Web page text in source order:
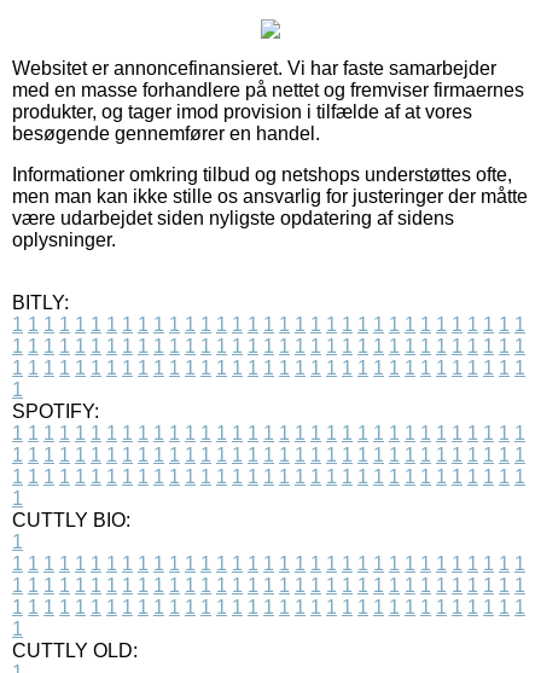
Websitet er annoncefinansieret. Vi har faste samarbejder
med en masse forhandlere på nettet og fremviser firmaernes
produkter, og tager imod provision i tilfælde af at vores
besøgende gennemfører en handel.
Informationer omkring tilbud og netshops understøttes ofte,
men man kan ikke stille os ansvarlig for justeringer der måtte
være udarbejdet siden nyligste opdatering af sidens
oplysninger.
BITLY:
1 1 1 1 1 1 1 1 1 1 1 1 1 1 1 1 1 1 1 1 1 1 1 1 1 1 1 1 1 1 1 1 1
1 1 1 1 1 1 1 1 1 1 1 1 1 1 1 1 1 1 1 1 1 1 1 1 1 1 1 1 1 1 1 1 1
1 1 1 1 1 1 1 1 1 1 1 1 1 1 1 1 1 1 1 1 1 1 1 1 1 1 1 1 1 1 1 1 1
1
SPOTIFY:
1 1 1 1 1 1 1 1 1 1 1 1 1 1 1 1 1 1 1 1 1 1 1 1 1 1 1 1 1 1 1 1 1
1 1 1 1 1 1 1 1 1 1 1 1 1 1 1 1 1 1 1 1 1 1 1 1 1 1 1 1 1 1 1 1 1
1 1 1 1 1 1 1 1 1 1 1 1 1 1 1 1 1 1 1 1 1 1 1 1 1 1 1 1 1 1 1 1 1
1
CUTTLY BIO:
1
1 1 1 1 1 1 1 1 1 1 1 1 1 1 1 1 1 1 1 1 1 1 1 1 1 1 1 1 1 1 1 1 1
1 1 1 1 1 1 1 1 1 1 1 1 1 1 1 1 1 1 1 1 1 1 1 1 1 1 1 1 1 1 1 1 1
1 1 1 1 1 1 1 1 1 1 1 1 1 1 1 1 1 1 1 1 1 1 1 1 1 1 1 1 1 1 1 1 1
1
CUTTLY OLD: